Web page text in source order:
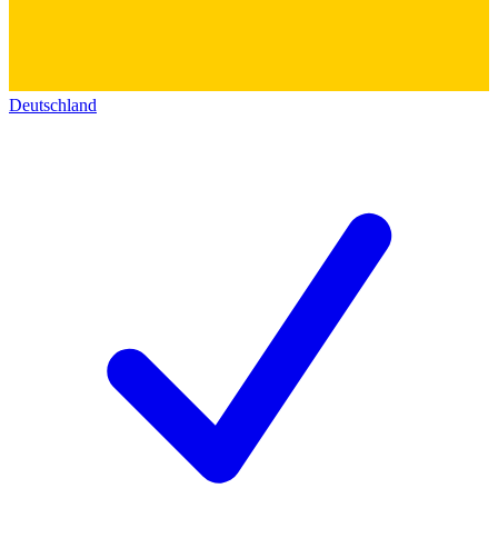
Deutschland